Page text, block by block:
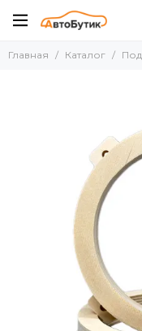
Подиумы,
Подиумы 1
Подиумы 2 и более
Главная Каталог